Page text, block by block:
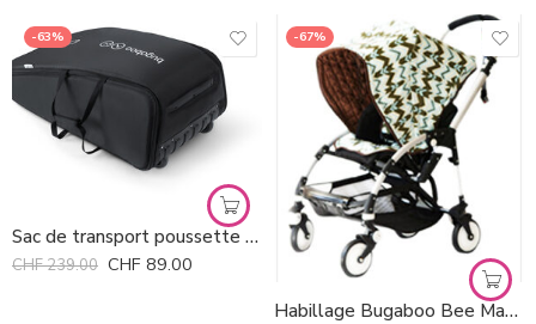
-63%
Sac de transport poussette Bugaboo *
CHF239.00 CHF 89.00
-67%
Habillage Bugaboo Bee Mama La *